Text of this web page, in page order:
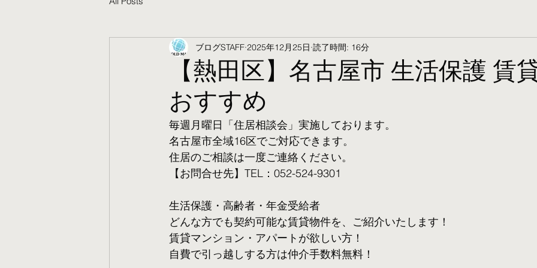
【熱田区】名古屋市 生活保護 賃
おすすめ
ブログSTAFF 2025年12月25日 読了時間: 16分
毎週月曜日「住居相談会」実施しております。
名古屋市全域16区でご対応できます。
住居のご相談は一度ご連絡ください。
【お問合せ先】TEL：052-524-9301
生活保護・高齢者・年金受給者
​どんな方でも契約可能な賃貸物件を、ご紹介いたします！
賃貸マンション・アパートが欲しい方！
自費で引っ越しする方は仲介手数料無料！